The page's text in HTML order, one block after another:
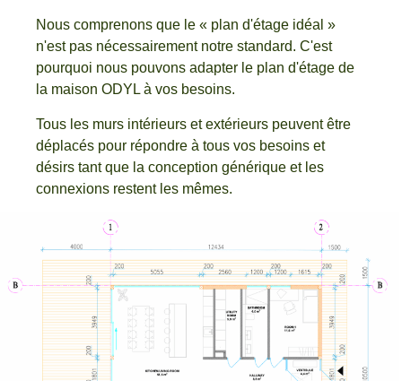
Nous comprenons que le « plan d'étage idéal »
n'est pas nécessairement notre standard. C'est
pourquoi nous pouvons adapter le plan d'étage de
la maison ODYL à vos besoins.
Tous les murs intérieurs etextérieurs peuvent être
déplacés pour répondre à tous vos besoins et
désirs tant que la conception générique et les
connexions restent les mêmes.